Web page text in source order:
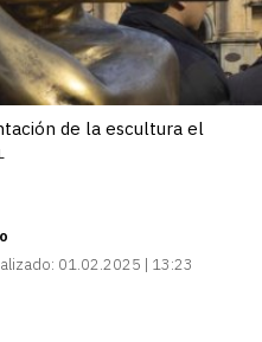
de la escultura el
01.02.2025 | 13:23